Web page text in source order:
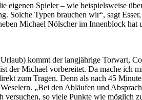
eigenen Spieler – wie beispielsweise
Solche Typen brauchen wir“, sagt
Michael Nölscher im Innenblock hat
kommt der langjährige Torwart,
der Michael vorbereitet. Da mache ich
zum Tragen. Denn als nach 45
„Bei den Abläufen und
so viele Punkte wie möglich